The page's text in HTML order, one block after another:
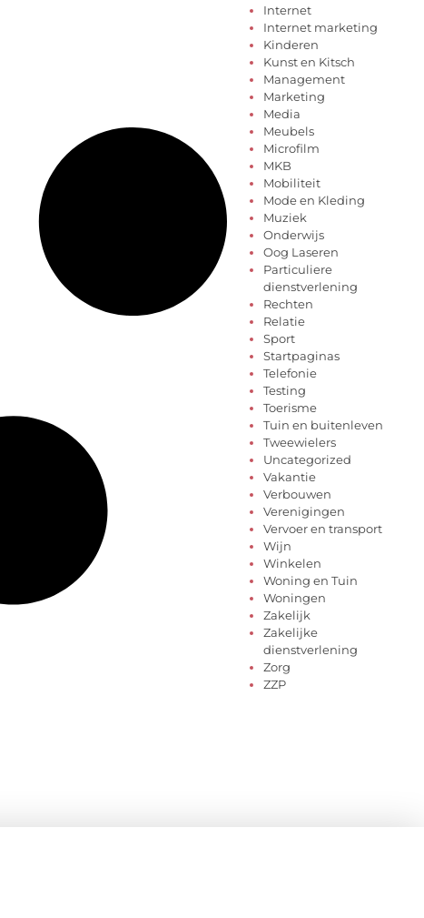
Internet
Internet marketing
Kinderen
Kunst en Kitsch
Management
Marketing
Media
Meubels
Microfilm
MKB
Mobiliteit
Mode en Kleding
Muziek
Onderwijs
Oog Laseren
Particuliere
dienstverlening
Rechten
Relatie
Sport
Startpaginas
Telefonie
Testing
Toerisme
Tuin en buitenleven
Tweewielers
Uncategorized
Vakantie
Verbouwen
Verenigingen
Vervoer en transport
Wijn
Winkelen
Woning en Tuin
Woningen
Zakelijk
Zakelijke
dienstverlening
Zorg
ZZP